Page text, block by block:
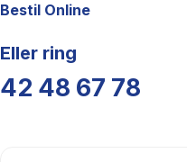
Bestil Online
Eller ring
42 48 67 78